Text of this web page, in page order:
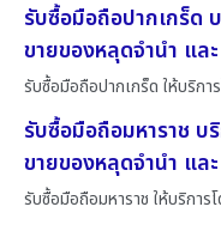
รับซื้อมือถือปากเกร็ด
ขายของหลุดจำนำ แ
รับซื้อมือถือปากเกร็ด ให้บริก
รับซื้อมือถือมหาราช บ
ขายของหลุดจำนำ แ
รับซื้อมือถือมหาราช ให้บริกา